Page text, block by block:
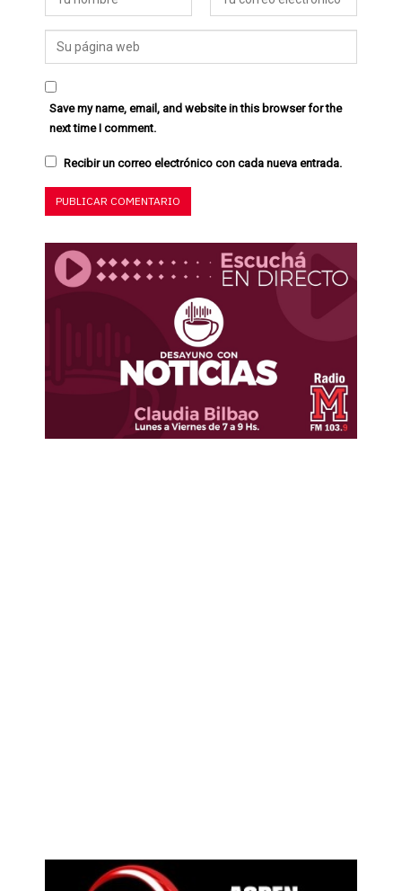
Save my name, email, and website in this browser for the
next time I comment.
Recibir un correo electrónico con cada nueva entrada.